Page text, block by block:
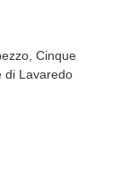
, Cinque
di Lavaredo